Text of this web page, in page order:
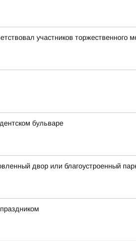
участников торжественного
бульваре
двор или благоустроенный